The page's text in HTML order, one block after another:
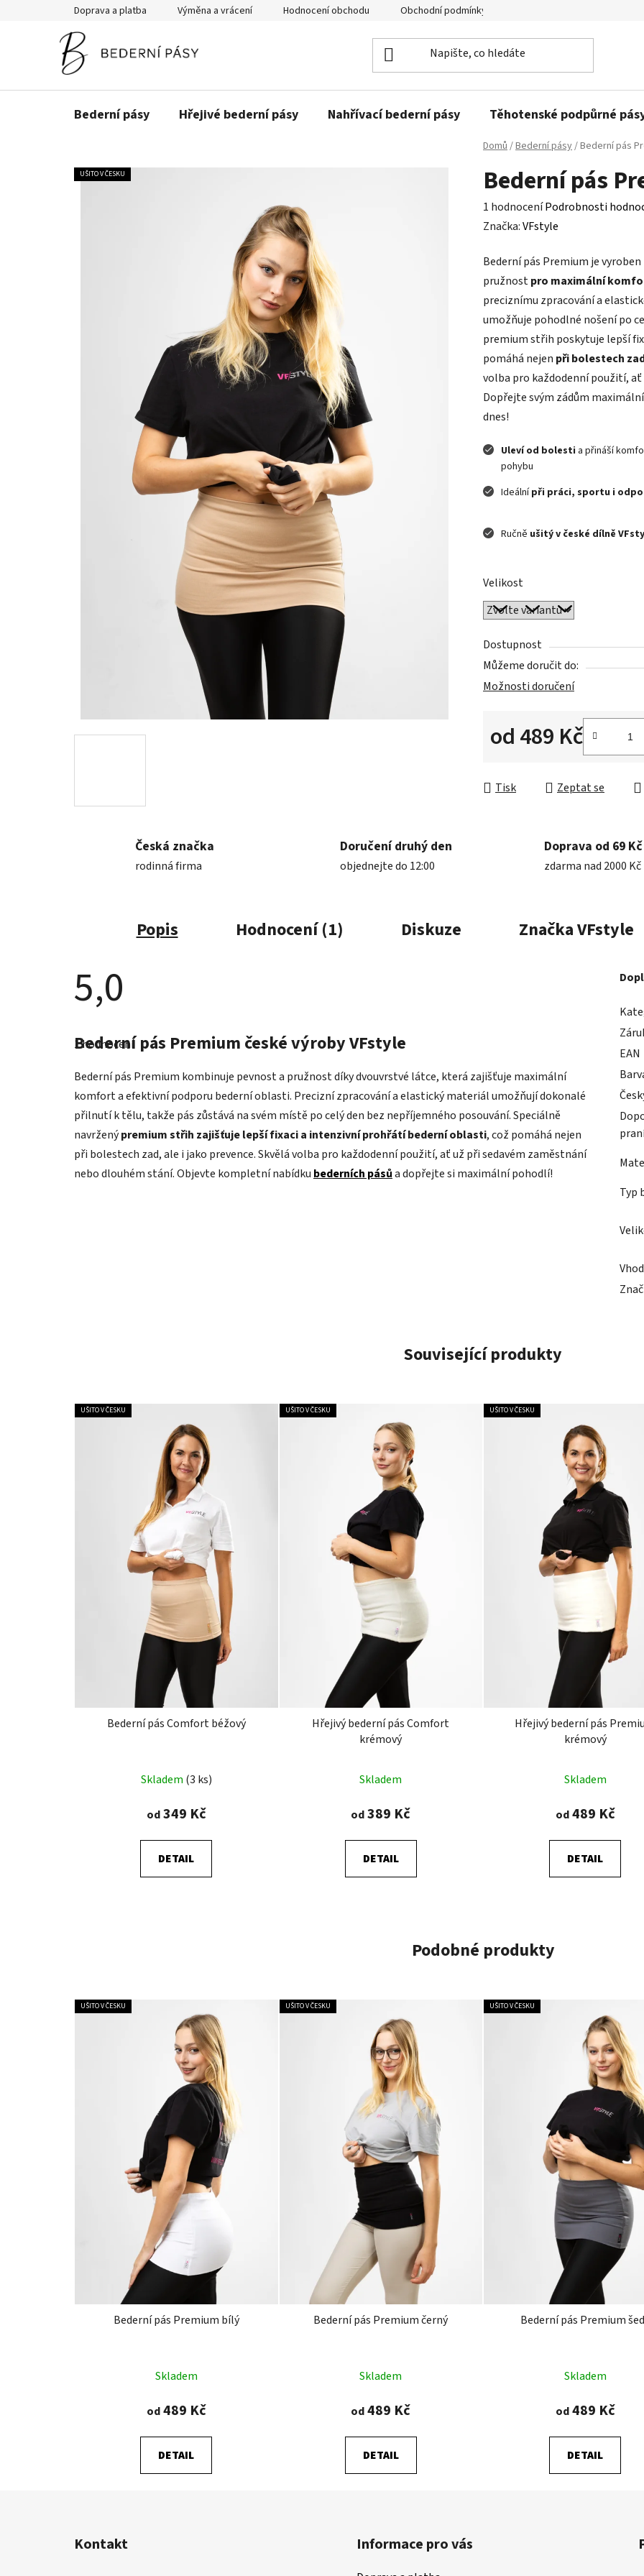
Doprava a platba Výměna a vrácení Hodnocení obchodu Obchodní podmínky
Bederní pásy Hřejivé bederní pásy Nahřívací bederní pásy Těhotenské podpůrné
Domů/Bederní pásy/Bederní pás
Bederní pás
Průměrné
hodnocení
je
5,0
z
5
hvězdiček.
1 hodnoceníPodrobnosti
Značka:VFstyle
Bederní pás Premium je
pružnostpro maximální
preciznímu zpracování a
umožňuje pohodlné nošení po
premium střih poskytuje lepší
pomáhá nejen při bolestech
volba pro každodenní použití,
Dopřejte svým zádům
dnes!
Uleví od bolesti a přináší
pohybu
Ideálnípři práci, sportu i
Ručně ušitý v české dílně
Velikost
Dostupnost
Můžeme doručit do:
Možnosti doručení
od489 Kč
Tisk
Zeptat se
UŠITO V ČESKU
Česká značka
rodinná firma
Doručení druhý den
objednejte do 12:00
Doprava od 69 Kč
zdarma nad 2000 Kč
Popis Hodnocení (1) Diskuze ZnačkaVFstyle
5,0
hodnocení
produktu
5,0
z
5
hvězdiček.
1 hodnocení
Bederní pás Premium české výroby VFstyle
Bederní pás Premium kombinuje pevnost a pružnost díky dvouvrstvé látce, která zajišťuje maximální
komfort a efektivní podporu bederní oblasti. Precizní zpracování a elastický materiál umožňují dokonalé
přilnutí k tělu, takže pás zůstává na svém místě po celý den bez nepříjemného posouvání. Speciálně
navrženýpremium střih zajišťuje lepší fixaci a intenzivní prohřátí bederní oblasti, což pomáhá nejen
při bolestech zad, ale i jako prevence. Skvělá volba pro každodenní použití, ať už při sedavém zaměstnání
nebo dlouhém stání. Objevte kompletní nabídku bederních pásůa dopřejte si maximální pohodlí!
EAN
Typ
Související produkty
UŠITO V ČESKU
Bederní pás Comfort béžový
hodnocení
produktu
4,9
z
Skladem (3 ks)
od349 Kč
DETAIL
UŠITO V ČESKU
Hřejivý bederní pás Comfort
krémový
hodnocení
produktu
4,7
z
Skladem
od389 Kč
DETAIL
UŠITO V ČESKU
Hřejivý bederní pás
krémový
hodnocení
produktu
4,8
z
Skladem
od489 Kč
DETAIL
Podobné produkty
UŠITO V ČESKU
Bederní pás Premium bílý
hodnocení
produktu
4,8
z
Skladem
od489 Kč
DETAIL
UŠITO V ČESKU
Bederní pás Premium černý
hodnocení
produktu
4,8
z
Skladem
od489 Kč
DETAIL
UŠITO V ČESKU
Bederní pás Premium
hodnocení
produktu
5,0
z
Skladem
od489 Kč
DETAIL
Kontakt Informace pro vás